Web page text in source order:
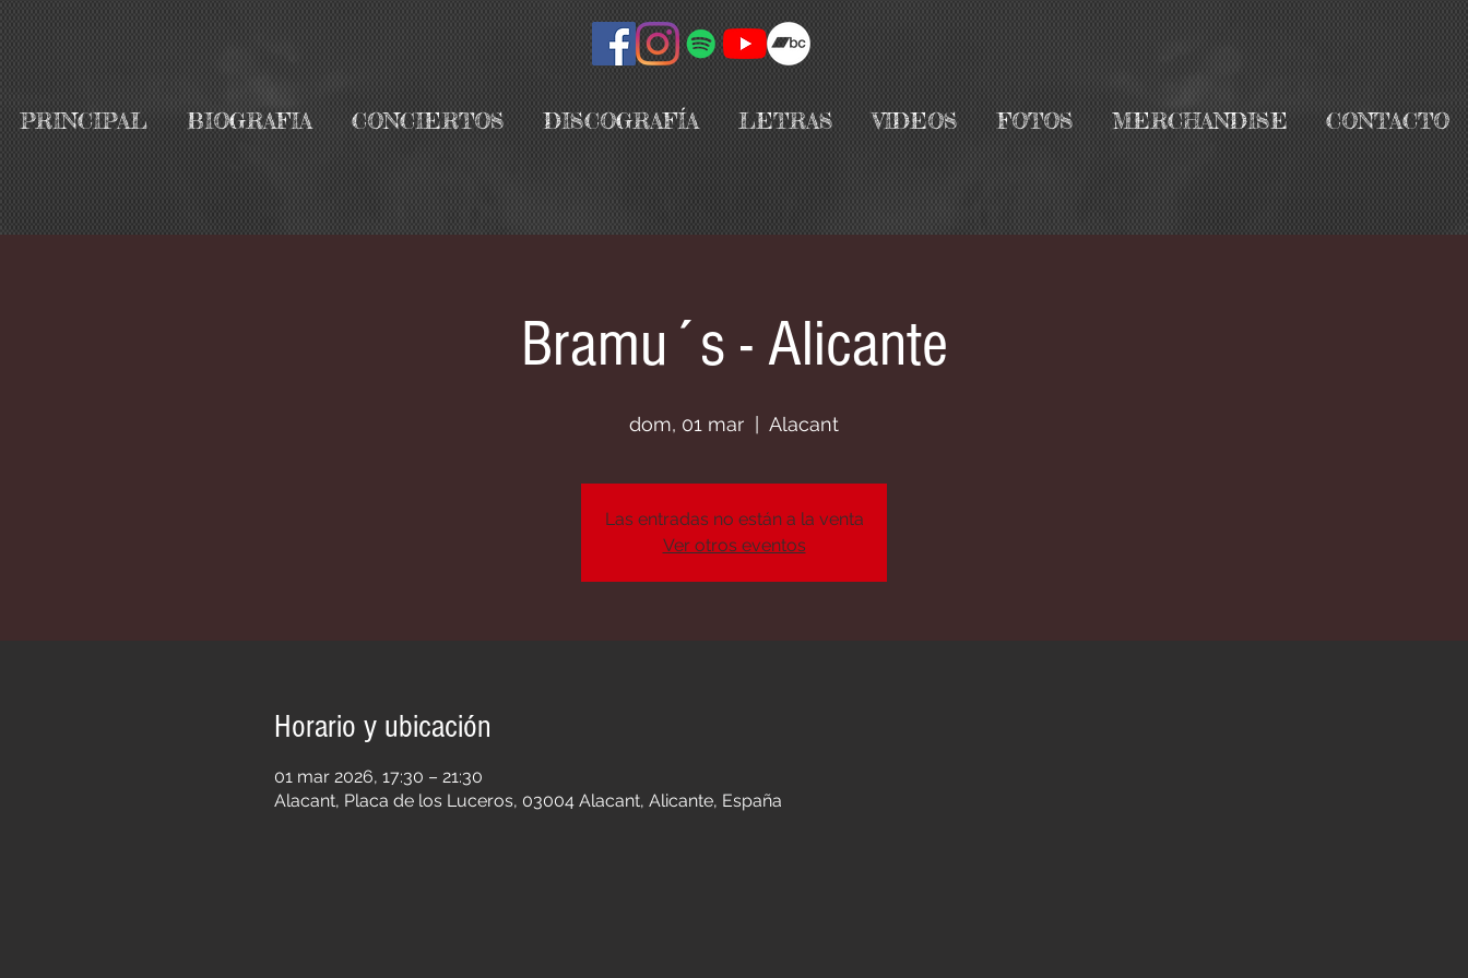
PRINCIPAL BIOGRAFIA CONCIERTOS DISCOGRAFÍA LETRAS VIDEOS FOTOS MERCHANDISE CONTACTO
Bramu´s - Alicante
dom, 01 mar Alacant
Las entradas no están a la venta
Ver otros eventos
Horario y ubicación
01 mar 2026, 17:30 – 21:30
Alacant, Placa de los Luceros, 03004 Alacant, Alicante, España